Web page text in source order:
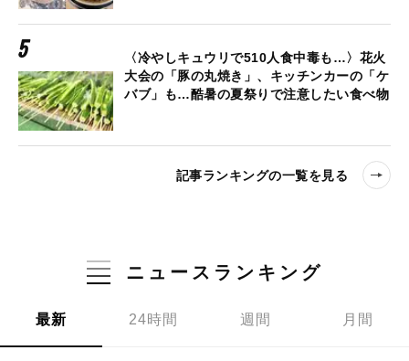
〈冷やしキュウリで510人食中毒も…〉花火
大会の「豚の丸焼き」、キッチンカーの「ケ
バブ」も…酷暑の夏祭りで注意したい食べ物
記事ランキングの一覧を見る
ニュースランキング
最新 24時間 週間 月間